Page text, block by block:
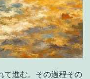
て進む。その過程その